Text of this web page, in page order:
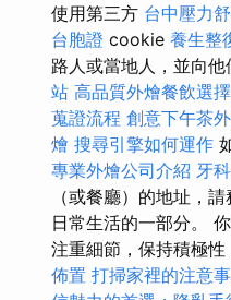
使用第三方 台中壓力
台胞證 cookie 養生整
路人或當地人，並向他
站 高品質外燴餐飲選擇
蒐證流程 創意下午茶
燴 搜尋引擎如何運作
專業外燴公司介紹 牙
（或餐廳）的地址，
日常生活的一部分。
注重細節，保持積極
佈置 打掃家裡的注意